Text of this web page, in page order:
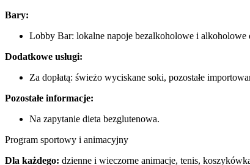
Bary:
Lobby Bar: lokalne napoje bezalkoholowe i
Dodatkowe usługi:
Za dopłatą: świeżo wyciskane soki, pozostałe
Pozostałe informacje:
Na zapytanie dieta bezglutenowa.
Program sportowy i animacyjny
Dla każdego: dzienne i wieczorne animacje, tenis,